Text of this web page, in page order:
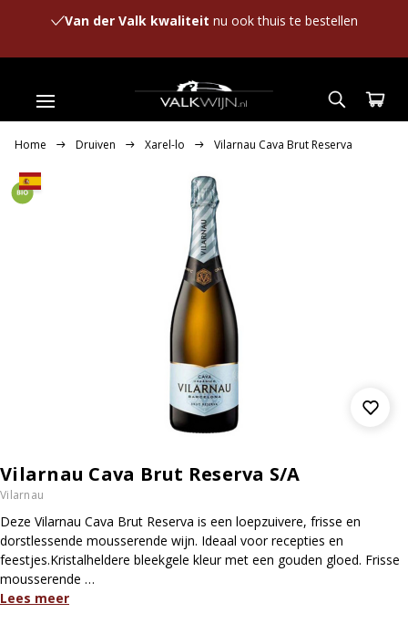
Van der Valk kwaliteit nu ook thuis te bestellen
Home Druiven Xarel-lo Vilarnau Cava Brut Reserva
Vilarnau Cava Brut Reserva S/A
Vilarnau
Deze Vilarnau Cava Brut Reserva is een loepzuivere, frisse en
dorstlessende mousserende wijn. Ideaal voor recepties en
feestjes.Kristalheldere bleekgele kleur met een gouden gloed. Frisse
mousserende …
Lees meer